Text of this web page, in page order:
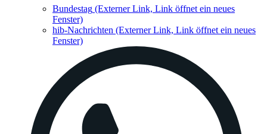
Bundestag (Externer Link, Link öffnet ein neues
Fenster)
hib-Nachrichten (Externer Link, Link öffnet ein neues
Fenster)